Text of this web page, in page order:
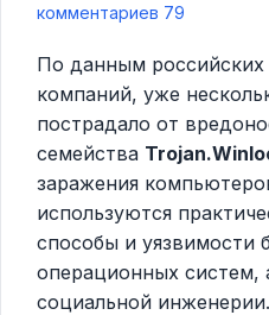
комментариев 79
По данным российских
компаний, уже
пострадало от
семейства
заражения
используются
способы и уязвимости
операционных систем,
социальной инженерии.